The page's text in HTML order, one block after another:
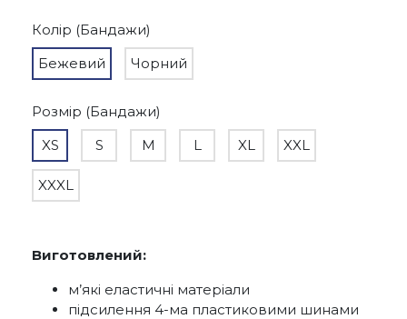
Колір (Бандажи)
Бежевий
Чорний
Розмір (Бандажи)
XS
S M L XL XXL
XXXL
Виготовлений:
м’які еластичні матеріали
підсилення 4-ма пластиковими шинами